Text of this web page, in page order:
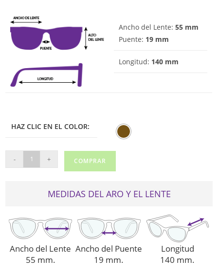
Ancho del Lente:55 mm
Puente: 19 mm
Longitud: 140 mm
HAZ CLIC EN EL COLOR:
KLEIN
CAFÉ
cantidad
- + COMPRAR
MEDIDAS DEL ARO Y EL LENTE
Ancho del Lente
55 mm.
Ancho del Puente
19 mm.
Longitud
140 mm.